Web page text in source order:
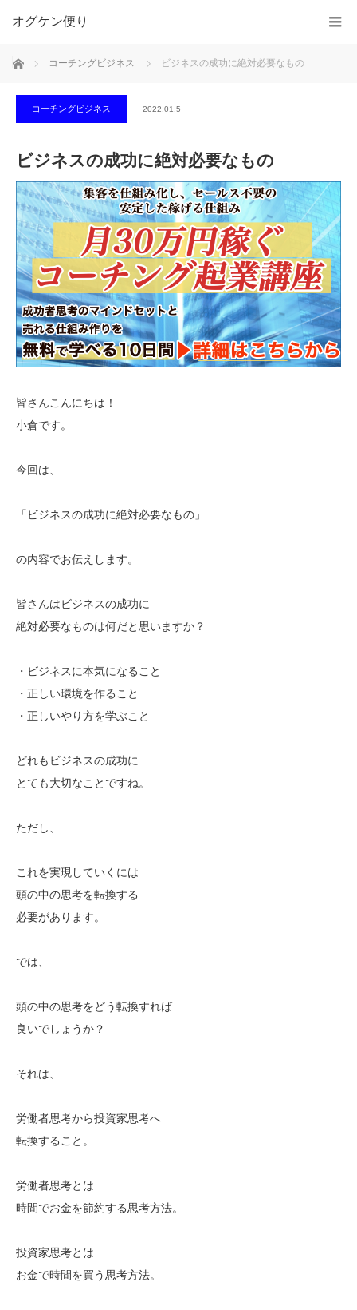
オグケン便り
ホーム コーチングビジネス ビジネスの成功に絶対必要なもの
コーチングビジネス 2022.01.5
ビジネスの成功に絶対必要なもの
皆さんこんにちは！
小倉です。
今回は、
「ビジネスの成功に絶対必要なもの」
の内容でお伝えします。
皆さんはビジネスの成功に
絶対必要なものは何だと思いますか？
・ビジネスに本気になること
・正しい環境を作ること
・正しいやり方を学ぶこと
どれもビジネスの成功に
とても大切なことですね。
ただし、
これを実現していくには
頭の中の思考を転換する
必要があります。
では、
頭の中の思考をどう転換すれば
良いでしょうか？
それは、
労働者思考から投資家思考へ
転換すること。
労働者思考とは
時間でお金を節約する思考方法。
投資家思考とは
お金で時間を買う思考方法。